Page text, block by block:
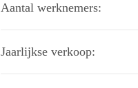
Aantal werknemers:
Jaarlijkse verkoop: